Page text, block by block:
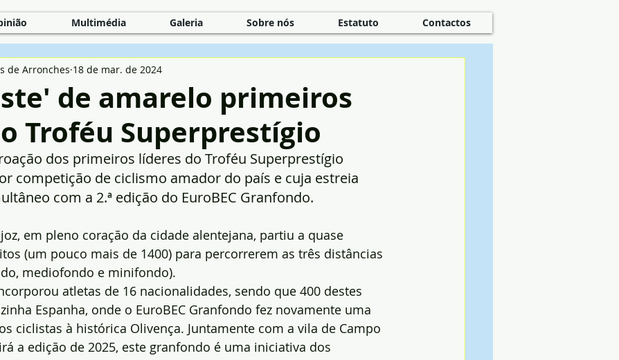
Multimédia Galeria Sobre nós Estatuto Contactos
de amarelo primeiros
Troféu Superprestígio
de Arronches 18 de mar. de 2024
dos primeiros líderes do Troféu Superprestígio
competição de ciclismo amador do país e cuja estreia
com a 2.ª edição do EuroBEC Granfondo.
em pleno coração da cidade alentejana, partiu a quase
(um pouco mais de 1400) para percorrerem as três distâncias
mediofondo e minifondo).
atletas de 16 nacionalidades, sendo que 400 destes
Espanha, onde o EuroBEC Granfondo fez novamente uma
ciclistas à histórica Olivença. Juntamente com a vila de Campo
a edição de 2025, este granfondo é uma iniciativa dos